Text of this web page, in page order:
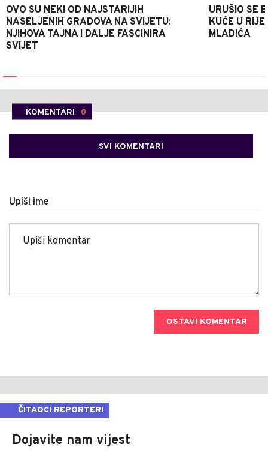
OVO SU NEKI OD NAJSTARIJIH
NASELJENIH GRADOVA NA SVIJETU:
NJIHOVA TAJNA I DALJE FASCINIRA
SVIJET
URUŠIO SE
KUĆE U
MLADIĆA
KOMENTARI 0
SVI KOMENTARI
Upiši ime
OSTAVI KOMENTAR
ČITAOCI REPORTERI
Dojavite nam vijest